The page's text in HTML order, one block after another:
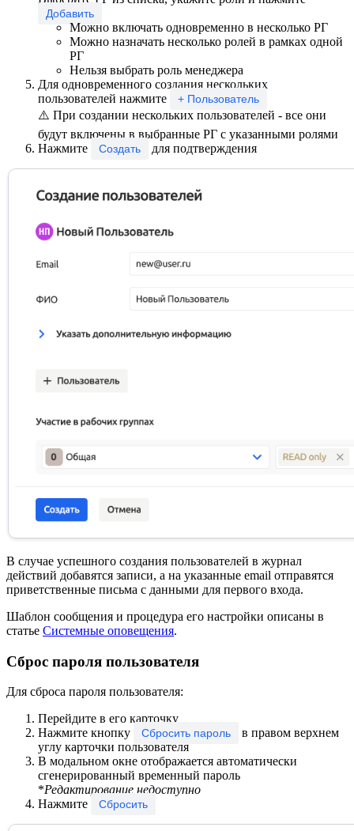
Добавить
Можно включать одновременно в несколько РГ
Можно назначать несколько ролей в рамках одной
РГ
Нельзя выбрать роль менеджера
Для одновременного создания нескольких
пользователей нажмите
+ Пользователь
⚠️ При создании нескольких пользователей - все они
будут включены в выбранные РГ с указанными ролями
Нажмите
Создать для подтверждения
В случае успешного создания пользователей в журнал
действий добавятся записи, а на указанные email отправятся
приветственные письма с данными для первого входа.
Шаблон сообщения и процедура его настройки описаны в
статье Системные оповещения.
Сброс пароля пользователя
Для сброса пароля пользователя:
Перейдите в его карточку
Нажмите кнопку
Сбросить пароль
в правом верхнем
углу карточки пользователя
В модальном окне отображается автоматически
сгенерированный временный пароль
*Редактирование недоступно
Нажмите
Сбросить